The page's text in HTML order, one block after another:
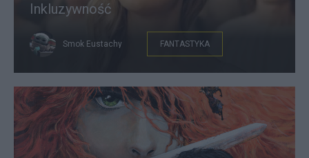
Inkluzywność
Smok Eustachy FANTASTYKA